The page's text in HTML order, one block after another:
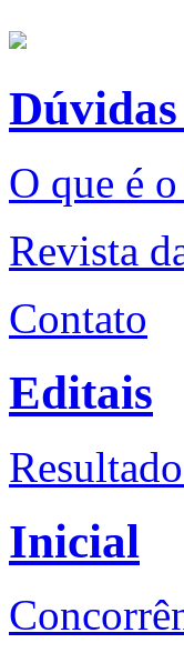
O que é
Revista
Contato
Editais
Inicial